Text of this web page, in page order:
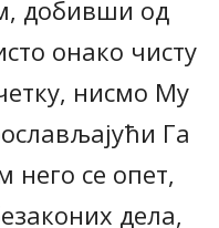
добивши од
онако чисту
нисмо Му
Га
него се опет,
дела,